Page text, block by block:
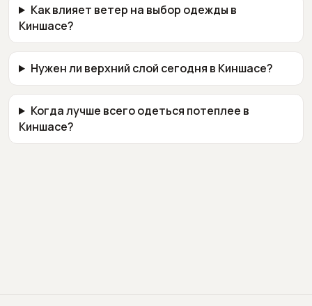
Как влияет ветер на выбор одежды в
Киншасе?
Нужен ли верхний слой сегодня в Киншасе?
Когда лучше всего одеться потеплее в
Киншасе?